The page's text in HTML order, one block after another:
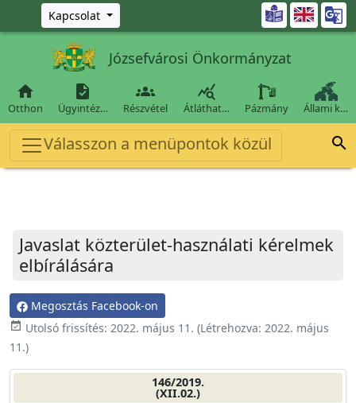
Ugrás a fő tartalomra
Kapcsolat 
Józsefvárosi Önkormányzat

Otthon

Ügyintéz…

Részvétel

Átláthat… Pázmány Állami k…
Válasszon a menüpontok közül 
Javaslat közterület-használati kérelmek
elbírálására
Megosztás Facebook-on
event_available Utolsó frissítés: 2022. május 11. (Létrehozva: 2022. május
11.)
146/2019.
(XII.02.)